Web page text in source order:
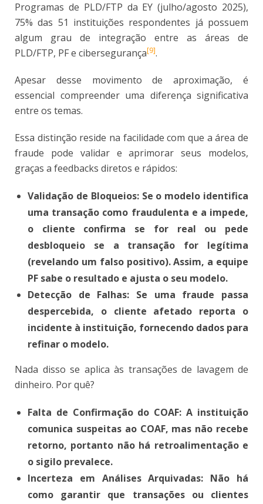
Programas de PLD/FTP da EY (julho/agosto 2025),
75% das 51 instituições respondentes já possuem
algum grau de integração entre as áreas de
PLD/FTP, PF e cibersegurança[9].
Apesar desse movimento de aproximação, é
essencial compreender uma diferença significativa
entre os temas.
Essa distinção reside na facilidade com que a área de
fraude pode validar e aprimorar seus modelos,
graças a feedbacks diretos e rápidos:
Validação de Bloqueios: Se o modelo identifica
uma transação como fraudulenta e a impede,
o cliente confirma se for real ou pede
desbloqueio se a transação for legítima
(revelando um falso positivo). Assim, a equipe
PF sabe o resultado e ajusta o seu modelo.
Detecção de Falhas: Se uma fraude passa
despercebida, o cliente afetado reporta o
incidente à instituição, fornecendo dados para
refinar o modelo.
Nada disso se aplica às transações de lavagem de
dinheiro. Por quê?
Falta de Confirmação do COAF: A instituição
comunica suspeitas ao COAF, mas não recebe
retorno, portanto não há retroalimentação e
o sigilo prevalece.
Incerteza em Análises Arquivadas: Não há
como garantir que transações ou clientes